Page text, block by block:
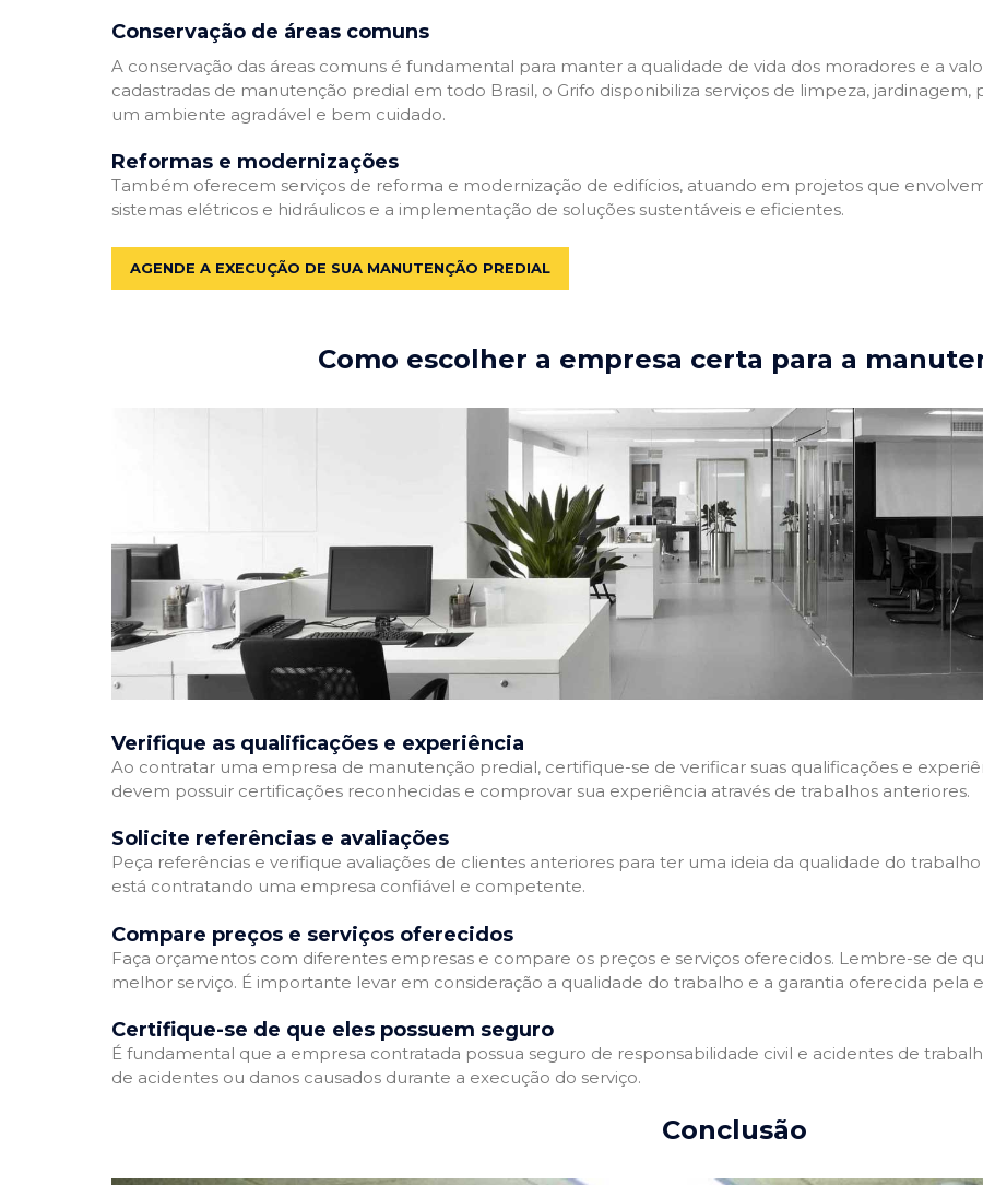
Conservação de áreas comuns
A conservação das áreas comuns é fundamental para manter a qualidade de vida dos moradores e a
cadastradas de manutenção predial em todo Brasil, o Grifo disponibiliza serviços de limpeza,
um ambiente agradável e bem cuidado.
Reformas e modernizações
Também oferecem serviços de reforma e modernização de edifícios, atuando em projetos que
sistemas elétricos e hidráulicos e a implementação de soluções sustentáveis e eficientes.
AGENDE A EXECUÇÃO DE SUA MANUTENÇÃO PREDIAL
Como escolher a empresa certa para a
Verifique as qualificações e experiência
Ao contratar uma empresa de manutenção predial, certifique-se de verificar suas qualificações e
devem possuir certificações reconhecidas e comprovar sua experiência através de trabalhos anteriores.
Solicite referências e avaliações
Peça referências e verifique avaliações de clientes anteriores para ter uma ideia da qualidade do
está contratando uma empresa confiável e competente.
Compare preços e serviços oferecidos
Faça orçamentos com diferentes empresas e compare os preços e serviços oferecidos. Lembre-se de
melhor serviço. É importante levar em consideração a qualidade do trabalho e a garantia oferecida pela
Certifique-se de que eles possuem seguro
É fundamental que a empresa contratada possua seguro de responsabilidade civil e acidentes de
de acidentes ou danos causados durante a execução do serviço.
Conclusão